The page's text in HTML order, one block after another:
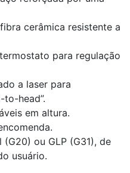
cerâmica resistente a
para regulação
a laser para
head”.
em altura.
ou GLP (G31), de
usuário.